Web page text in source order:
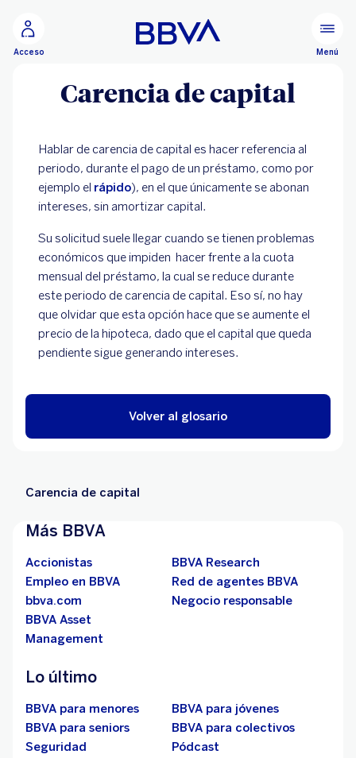
Acceso Menú
Carencia de capital
Hablar de carencia de capital es hacer referencia al
periodo, durante el pago de un préstamo, como por
ejemplo el rápido), en el que únicamente se abonan
intereses, sin amortizar capital.
Su solicitud suele llegar cuando se tienen problemas
económicos que impiden hacer frente a la cuota
mensual del préstamo, la cual se reduce durante
este periodo de carencia de capital. Eso sí, no hay
que olvidar que esta opción hace que se aumente el
precio de la hipoteca, dado que el capital que queda
pendiente sigue generando intereses.
Volver al glosario
Carencia de capital
Más BBVA
Accionistas
BBVA Research
Empleo en BBVA
Red de agentes BBVA
bbva.com
Negocio responsable
BBVA Asset
Management
Lo último
BBVA para menores
BBVA para jóvenes
BBVA para seniors
BBVA para colectivos
Seguridad
Pódcast